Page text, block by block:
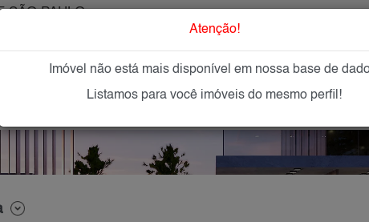
SÃO PAULO
IMÓVEIS NOVOS IMOBILIÁRIAS
Atenção!
Imóvel não está mais disponível em nossa base de
Listamos para você imóveis do mesmo perfil!